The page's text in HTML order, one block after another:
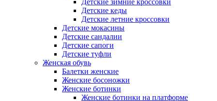
Детские зимние кроссовки
Детские кеды
Детские летние кроссовки
Детские мокасины
Детские сандалии
Детские сапоги
Детские туфли
Женская обувь
Балетки женские
Женские босоножки
Женские ботинки
Женские ботинки на платформе